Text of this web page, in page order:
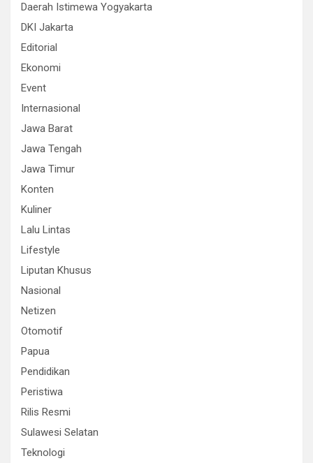
Daerah Istimewa Yogyakarta
DKI Jakarta
Editorial
Ekonomi
Event
Internasional
Jawa Barat
Jawa Tengah
Jawa Timur
Konten
Kuliner
Lalu Lintas
Lifestyle
Liputan Khusus
Nasional
Netizen
Otomotif
Papua
Pendidikan
Peristiwa
Rilis Resmi
Sulawesi Selatan
Teknologi